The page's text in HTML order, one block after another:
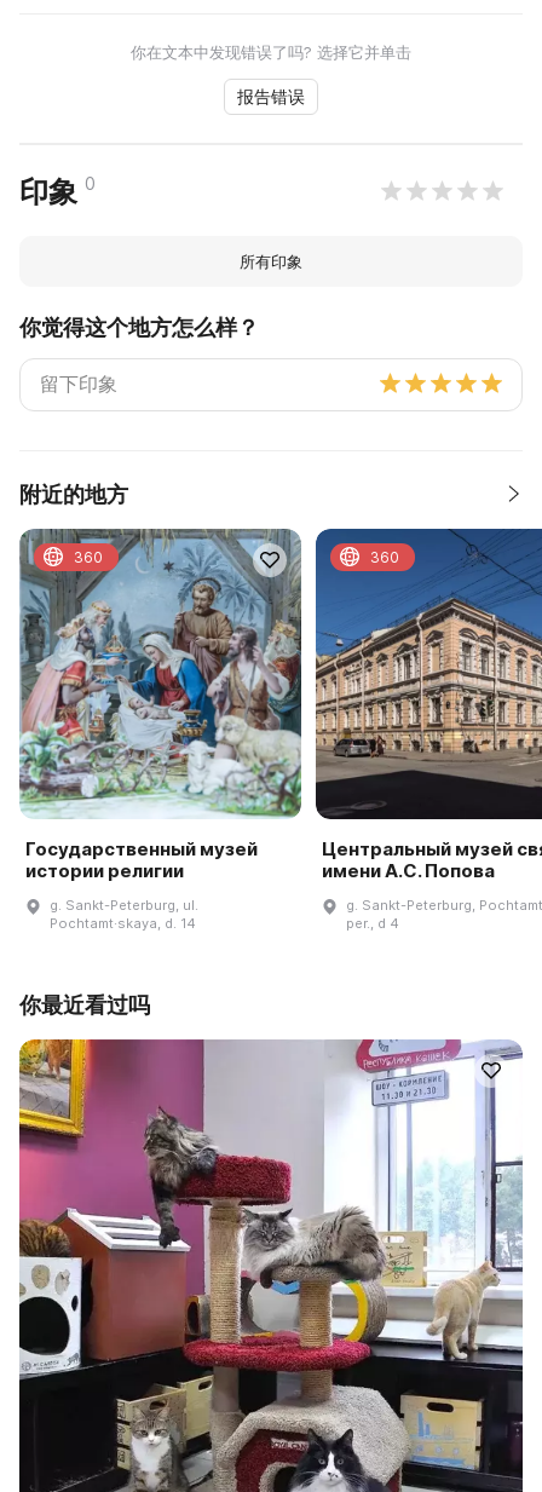
你在文本中发现错误了吗? 选择它并单击
报告错误
印象 0
所有印象
你觉得这个地方怎么样？
附近的地方
Государственный музей
истории религии
g. Sankt-Peterburg, ul.
Pochtamt·skaya, d. 14
360
Центральный музей
имени А.С. Попова
g. Sankt-Peterburg,
per., d 4
360
你最近看过吗